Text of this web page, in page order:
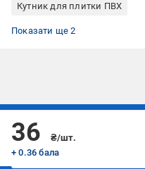
Кутник для плитки ПВХ
Внутрішній кутник для
Внутрішній пластиковий
Показати ще 2
36
₴/шт.
+ 0.36 бала
Підписуйтесь, щоб